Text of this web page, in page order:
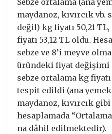
Sebze ortalama (ana
maydanoz, kıvırcık
değil) kg fiyatı 50,21
fiyatı 53,12 TL oldu.
sebze ve 8’i meyve
üründeki fiyat değişimi
sebze ortalama kg
tespit edildi (ana
maydanoz, kıvırcık
hesaplamada “Ortalama
na dâhil edilmektedir).